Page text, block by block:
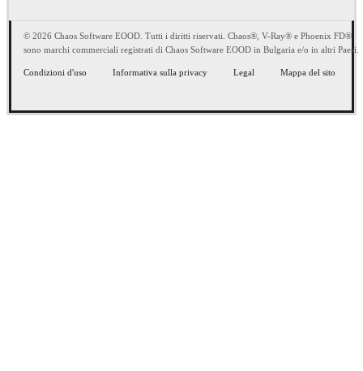
© 2026 Chaos Software EOOD. Tutti i diritti riservati. Chaos®, V-Ray® e Phoenix FD®
sono marchi commerciali registrati di Chaos Software EOOD in Bulgaria e/o in altri Paesi.
Condizioni d'uso Informativa sulla privacy Legal Mappa del sito